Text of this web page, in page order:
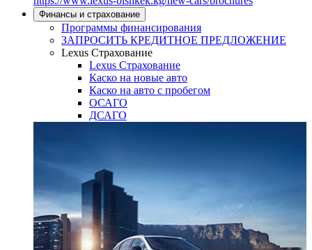
Финансы и страхование
Программы финансирования
ЗАПРОСИТЬ КРЕДИТНОЕ ПРЕДЛОЖЕНИЕ
Lexus Страхование
Lexus Страхование
Каско на новые авто
Каско на авто с пробегом
ОСАГО
ДСАГО